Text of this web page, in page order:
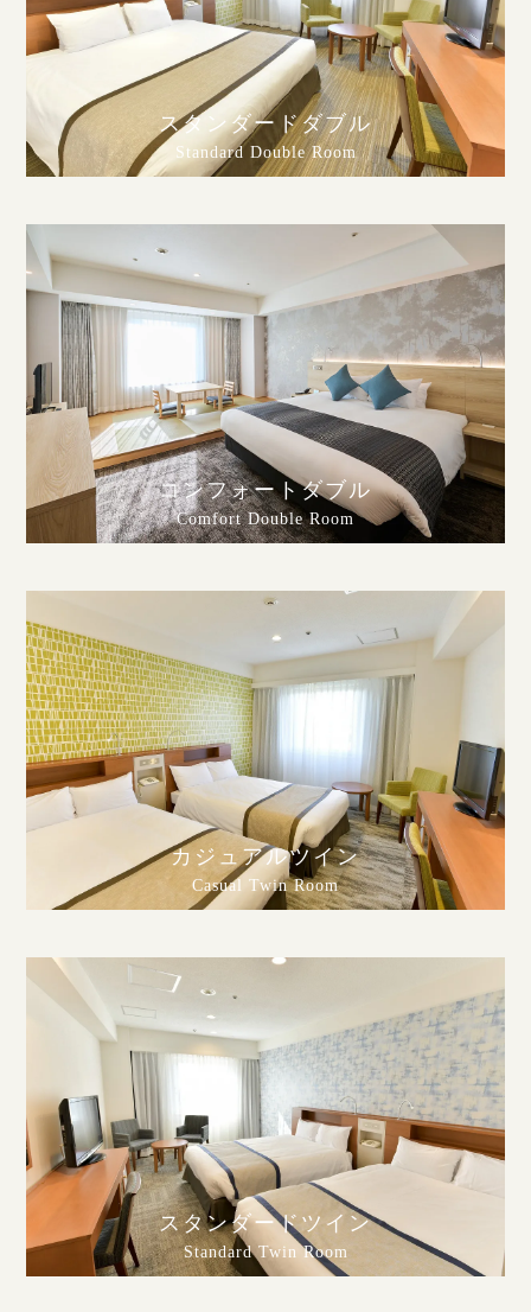
スタンダードダブル
Standard Double Room
コンフォートダブル
Comfort Double Room
カジュアルツイン
Casual Twin Room
スタンダードツイン
Standard Twin Room